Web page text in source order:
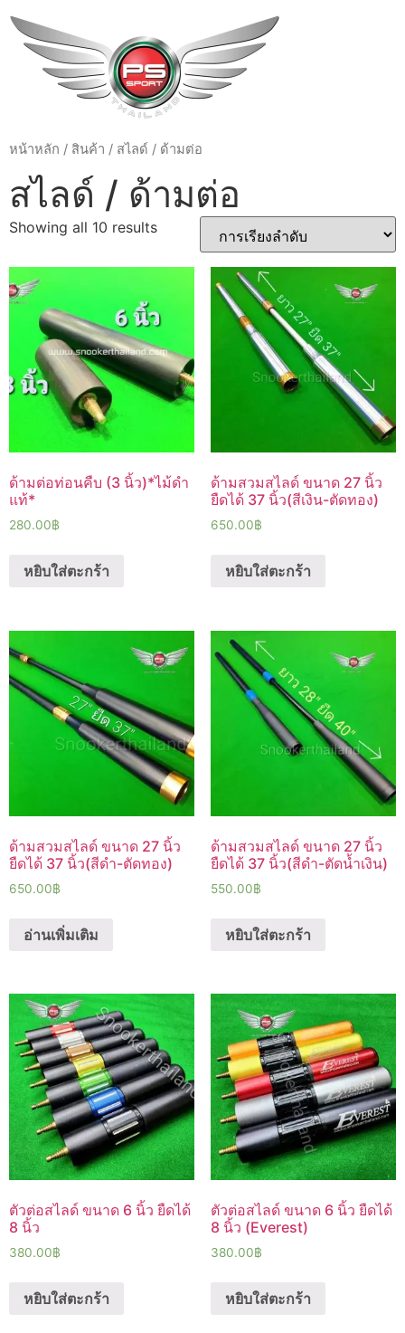
หน้าหลัก / สินค้า / สไลด์ / ด้ามต่อ
สไลด์ / ด้ามต่อ
Showing all 10 results
ด้ามต่อท่อนคืบ (3 นิ้ว)*ไม้ดำ
แท้*
280.00฿
หยิบใส่ตะกร้า
ด้ามสวมสไลด์ ขนาด 27 นิ้ว
ยืดได้ 37 นิ้ว(สีเงิน-ตัดทอง)
650.00฿
หยิบใส่ตะกร้า
ด้ามสวมสไลด์ ขนาด 27 นิ้ว
ยืดได้ 37 นิ้ว(สีดำ-ตัดทอง)
650.00฿
อ่านเพิ่มเติม
ด้ามสวมสไลด์ ขนาด 27 นิ้ว
ยืดได้ 37 นิ้ว(สีดำ-ตัดน้ำเงิน)
550.00฿
หยิบใส่ตะกร้า
ตัวต่อสไลด์ ขนาด 6 นิ้ว ยืดได้
8 นิ้ว
380.00฿
หยิบใส่ตะกร้า
ตัวต่อสไลด์ ขนาด 6 นิ้ว ยืดได้
8 นิ้ว (Everest)
380.00฿
หยิบใส่ตะกร้า